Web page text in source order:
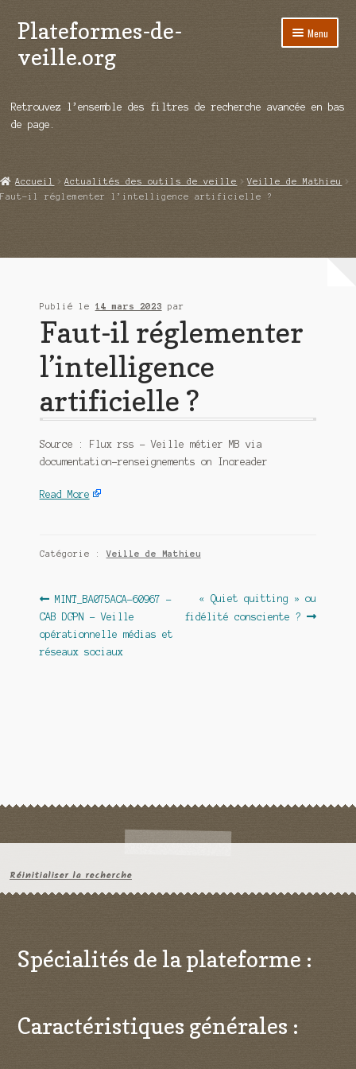
Aller
à
la
Aller
au
contenu
Plateformes-de-
veille.org
Menu
Répertoire d’ouitils
Démos vidéos
Retrouvez l’ensemble des filtres de recherche avancée en bas
de page.
Accueil Actualités des outils de veille
Veille de Mathieu
Faut-il réglementer l’intelligence artificielle ?
Publié le 14 mars 2023 par
Faut-il réglementer
l’intelligence
artificielle ?
Source : Flux rss – Veille métier MB via
documentation-renseignements on Inoreader
Read More
Catégorie :Veille de Mathieu
Navigation
de
l’article
Article
précédent :
MINT_BA075ACA-60967 –
CAB DGPN – Veille
opérationnelle médias et
réseaux sociaux
Article
suivant :
« Quiet quitting » ou
fidélité consciente ?
Réinitialiser la recherche
Spécialités de la plateforme :
Caractéristiques générales :